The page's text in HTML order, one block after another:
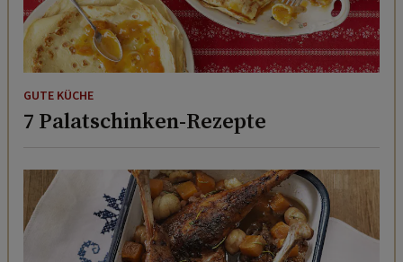
GUTE KÜCHE
7 Palatschinken-Rezepte